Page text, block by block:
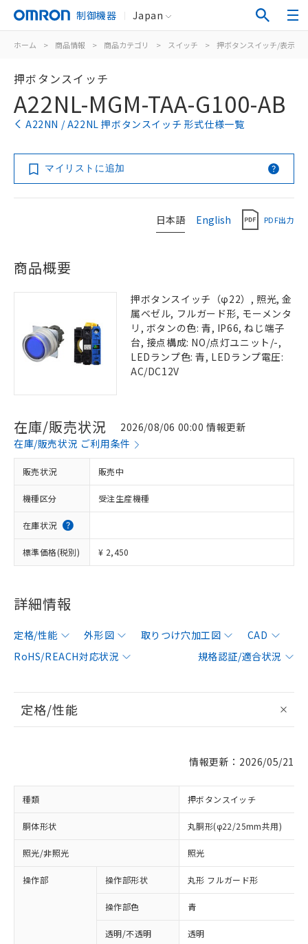
制御機器 Japan
ホーム > 商品情報 > 商品カテゴリ > スイッチ > 押ボタンスイッチ/表示灯
押ボタンスイッチ
A22NL-MGM-TAA-G100-AB
A22NN / A22NL 押ボタンスイッチ 形式仕様一覧
マイリストに追加
日本語 English PDF出力
商品概要
押ボタンスイッチ（φ22）, 照光, 金
属ベゼル, フルガード形, モーメンタ
リ, ボタンの色: 青, IP66, ねじ端子
台, 接点構成: NO/点灯ユニット/-,
LEDランプ色: 青, LEDランプ電圧:
AC/DC12V
在庫/販売状況
2026/08/06 00:00 情報更新
在庫/販売状況 ご利用条件
販売状況 販売中
機種区分 受注生産機種
在庫状況
標準価格(税別) ¥ 2,450
詳細情報
定格/性能 外形図 取りつけ穴加工図
CAD
RoHS/REACH対応状況
規格認証/適合状況
定格/性能
情報更新：2026/05/21
種類 押ボタンスイッチ
胴体形状 丸胴形(φ22/25mm共用)
照光/非照光 照光
操作部 操作部形状 丸形 フルガード形
操作部色 青
透明/不透明 透明